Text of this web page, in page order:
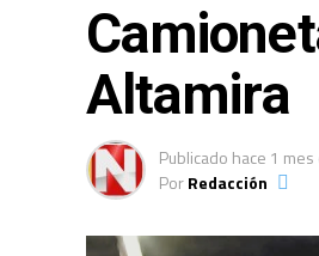
Altamira
Publicado hace 1 mes
PorRedacción